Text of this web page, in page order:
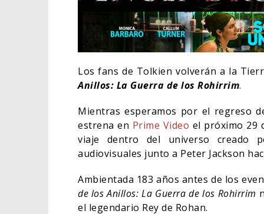
Los fans de Tolkien volverán a la
Anillos: La Guerra de los Rohirrim.
Mientras esperamos por el regreso
estrena en Prime Video el próximo 29
viaje dentro del universo creado
audiovisuales junto a Peter Jackson
Ambientada 183 años antes de los
de los Anillos: La Guerra de los Rohirrim
el legendario Rey de Rohan.
EL